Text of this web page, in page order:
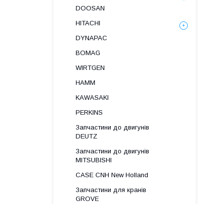
DOOSAN
HITACHI
DYNAPAC
BOMAG
WIRTGEN
HAMM
KAWASAKI
PERKINS
Запчастини до двигунів
DEUTZ
Запчастини до двигунів
MITSUBISHI
CASE CNH New Holland
Запчастини для кранів
GROVE